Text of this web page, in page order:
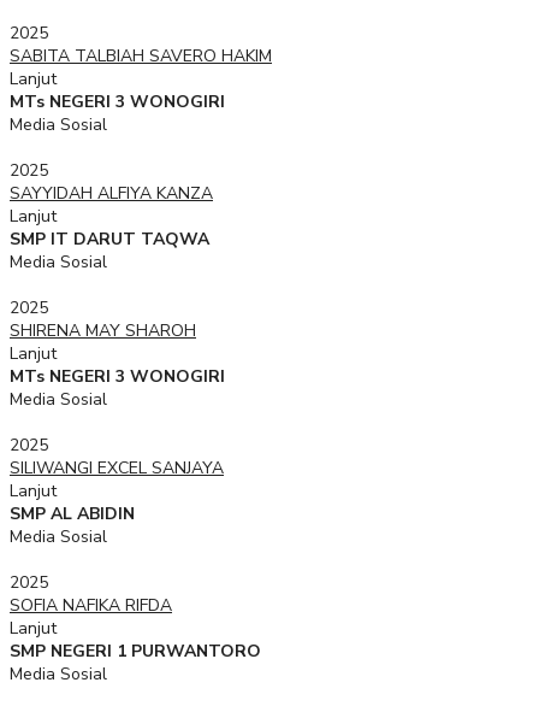
2025
SABITA TALBIAH SAVERO HAKIM
Lanjut
MTs NEGERI 3 WONOGIRI
Media Sosial
2025
SAYYIDAH ALFIYA KANZA
Lanjut
SMP IT DARUT TAQWA
Media Sosial
2025
SHIRENA MAY SHAROH
Lanjut
MTs NEGERI 3 WONOGIRI
Media Sosial
2025
SILIWANGI EXCEL SANJAYA
Lanjut
SMP AL ABIDIN
Media Sosial
2025
SOFIA NAFIKA RIFDA
Lanjut
SMP NEGERI 1 PURWANTORO
Media Sosial